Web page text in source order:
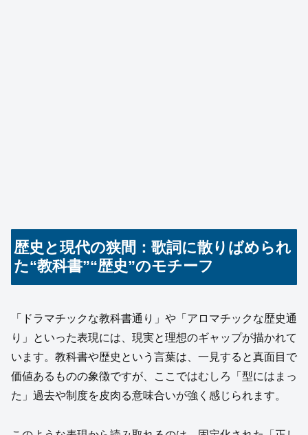
歴史と現代の狭間：歌詞に散りばめられ
た“教科書”“歴史”のモチーフ
「ドラマチックな教科書通り」や「アロマチックな歴史通
り」といった表現には、現実と理想のギャップが描かれて
います。教科書や歴史という言葉は、一見すると真面目で
価値あるものの象徴ですが、ここではむしろ「型にはまっ
た」過去や制度を皮肉る意味合いが強く感じられます。